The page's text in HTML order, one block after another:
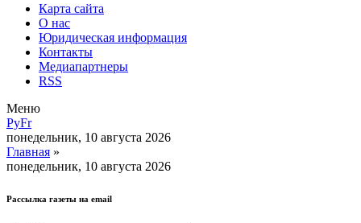
Карта сайта
О нас
Юридическая информация
Контакты
Медиапартнеры
RSS
Меню
РуFr
понедельник, 10 августа 2026
Главная »
понедельник, 10 августа 2026
Рассылка газеты на email